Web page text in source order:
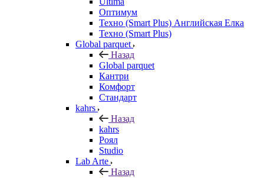
Оптимум
Техно (Smart Plus) Английская Елка
Техно (Smart Plus)
Global parquet
Назад
Global parquet
Кантри
Комфорт
Стандарт
kahrs
Назад
kahrs
Роял
Studio
Lab Arte
Назад